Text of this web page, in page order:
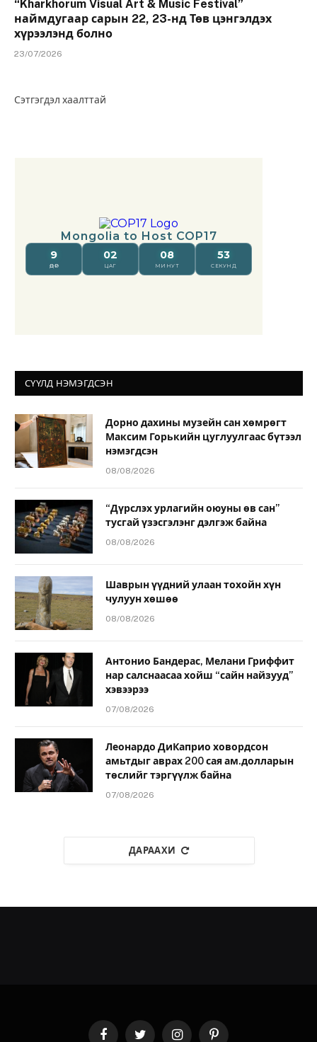
“Kharkhorum Visual Art & Music Festival”
наймдугаар сарын 22, 23-нд Төв цэнгэлдэх
хүрээлэнд болно
23/07/2026
Сэтгэгдэл хаалттай
СҮҮЛД НЭМЭГДСЭН
Дорно дахины музейн сан хөмрөгт
Максим Горькийн цуглуулгаас бүтээл
нэмэгдсэн
08/08/2026
“Дүрслэх урлагийн оюуны өв сан”
тусгай үзэсгэлэнг дэлгэж байна
08/08/2026
Шаврын үүдний улаан тохойн хүн
чулуун хөшөө
08/08/2026
Антонио Бандерас, Мелани Гриффит
нар салснаасаа хойш “сайн найзууд”
хэвээрээ
07/08/2026
Леонардо ДиКаприо ховордсон
амьтдыг аврах 200 сая ам.долларын
төслийг тэргүүлж байна
07/08/2026
ДАРААХИ